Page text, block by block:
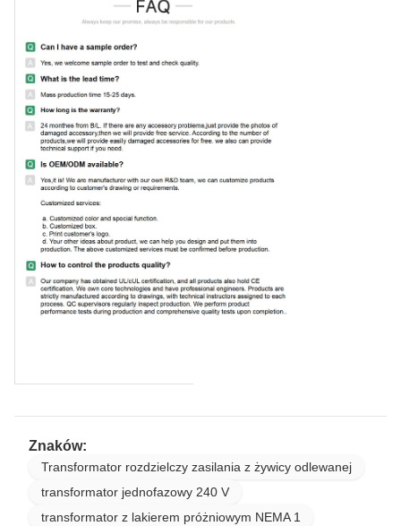
Znaków:
Transformator rozdzielczy zasilania z żywicy odlewanej
transformator jednofazowy 240 V
transformator z lakierem próżniowym NEMA 1